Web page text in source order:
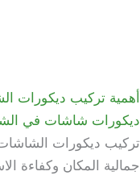
أهمية تركيب ديكورات
ديكورات شاشات في
تركيب ديكورات
جمالية المكان وكفاءة